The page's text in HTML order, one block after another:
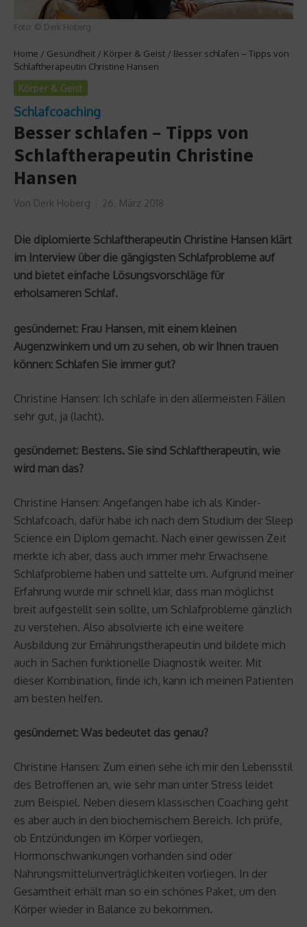
Foto: © Derk Hoberg
Home / Gesundheit / Körper & Geist / Besser schlafen – Tipps von
Schlaftherapeutin Christine Hansen
Körper & Geist
Schlafcoaching
Besser schlafen – Tipps von
Schlaftherapeutin Christine
Hansen
Von Derk Hoberg 26. März 2018
Die diplomierte Schlaftherapeutin Christine Hansen klärt
im Interview über die gängigsten Schlafprobleme auf
und bietet einfache Lösungsvorschläge für
erholsameren Schlaf.
gesündernet: Frau Hansen, mit einem kleinen
Augenzwinkern und um zu sehen, ob wir Ihnen trauen
können: Schlafen Sie immer gut?
Christine Hansen: Ich schlafe in den allermeisten Fällen
sehr gut, ja (lacht).
gesündernet: Bestens. Sie sind Schlaftherapeutin, wie
wird man das?
Christine Hansen: Angefangen habe ich als Kinder-
Schlafcoach, dafür habe ich nach dem Studium der Sleep
Science ein Diplom gemacht. Nach einer gewissen Zeit
merkte ich aber, dass auch immer mehr Erwachsene
Schlafprobleme haben und sattelte um. Aufgrund meiner
Erfahrung wurde mir schnell klar, dass man möglichst
breit aufgestellt sein sollte, um Schlafprobleme gänzlich
zu verstehen. Also absolvierte ich eine weitere
Ausbildung zur Ernährungstherapeutin und bildete mich
auch in Sachen funktionelle Diagnostik weiter. Mit
dieser Kombination, finde ich, kann ich meinen Patienten
am besten helfen.
gesündernet: Was bedeutet das genau?
Christine Hansen: Zum einen sehe ich mir den Lebensstil
des Betroffenen an, wie sehr man unter Stress leidet
zum Beispiel. Neben diesem klassischen Coaching geht
es aber auch in den biochemischem Bereich. Ich prüfe,
ob Entzündungen im Körper vorliegen,
Hormonschwankungen vorhanden sind oder
Nahrungsmittelunverträglichkeiten vorliegen. In der
Gesamtheit erhält man so ein schönes Paket, um den
Körper wieder in Balance zu bekommen.